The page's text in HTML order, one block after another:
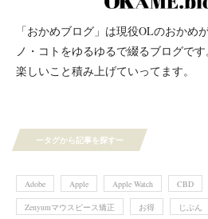
「おかめブログ」は現役OLのおかめ
ノ・コトをゆるゆるで綴るブログで
楽しいこと積み上げていってます。
ータグから記事を探すー
Adobe Apple Apple Watch CBD
Zenyumマウスピース矯正 お得 じぶん